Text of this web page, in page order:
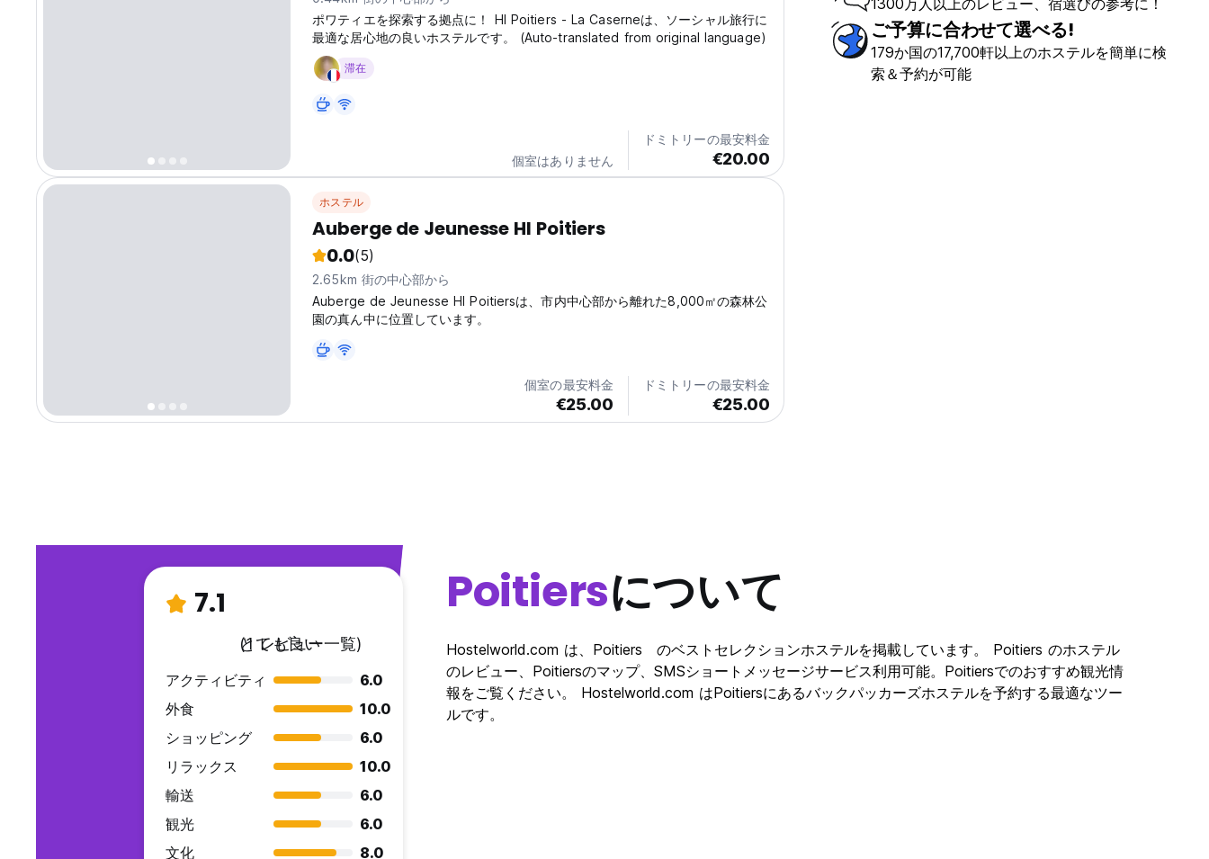
ポワティエを探索する拠点に！ HI Poitiers - La Caserneは、ソーシャル旅行に
最適な居心地の良いホステルです。 (Auto-translated from original language)
滞在
個室はありません
ドミトリーの最安料金
€20.00
ホステル
Auberge de Jeunesse HI Poitiers
0.0(5)
2.65km 街の中心部から
Auberge de Jeunesse HI Poitiersは、市内中心部から離れた8,000㎡の森林公
園の真ん中に位置しています。
個室の最安料金
€25.00
ドミトリーの最安料金
€25.00
1300万人以上のレビュー、宿選びの参考に！
ご予算に合わせて選べる!
179か国の17,700軒以上のホステルを簡単に検
索＆予約が可能
7.1
とても良い
(1 レビュー一覧)
アクティビティ
6.0
外食
10.0
ショッピング
6.0
リラックス
10.0
輸送
6.0
観光
6.0
文化
8.0
Poitiersについて
Hostelworld.com は、Poitiers のベストセレクションホステルを掲載しています。 Poitiers のホステル
のレビュー、Poitiersのマップ、SMSショートメッセージサービス利用可能。Poitiersでのおすすめ観光情
報をご覧ください。 Hostelworld.com はPoitiersにあるバックパッカーズホステルを予約する最適なツー
ルです。